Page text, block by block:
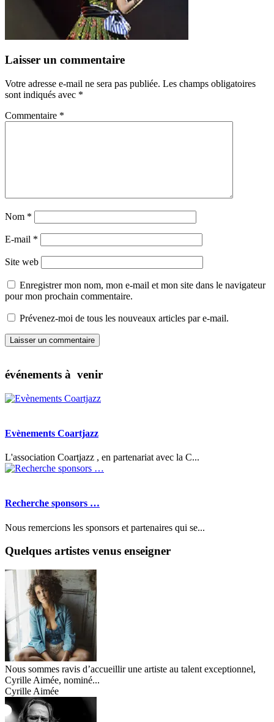
Laisser un commentaire
Votre adresse e-mail ne sera pas publiée. Les champs obligatoires
sont indiqués avec *
Commentaire *
Nom *
E-mail *
Site web
Enregistrer mon nom, mon e-mail et mon site dans le navigateur
pour mon prochain commentaire.
Prévenez-moi de tous les nouveaux articles par e-mail.
événements à venir
Evènements Coartjazz
L'association Coartjazz , en partenariat avec la C...
Recherche sponsors …
Nous remercions les sponsors et partenaires qui se...
Quelques artistes venus enseigner
Nous sommes ravis d’accueillir une artiste au talent exceptionnel,
Cyrille Aimée, nominé...
Cyrille Aimée